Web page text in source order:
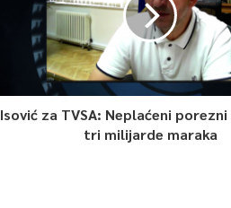
Isović za TVSA: Neplaćeni
tri milijarde maraka